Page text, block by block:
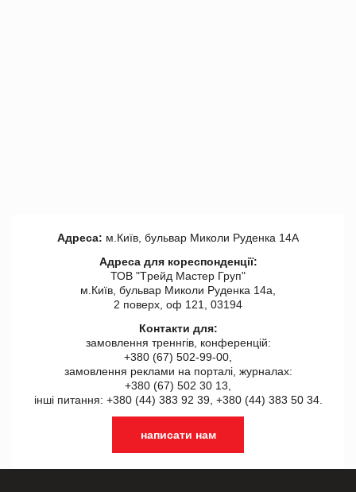
Адреса: м.Київ, бульвар Миколи Руденка 14А
Адреса для кореспонденції:
ТОВ "Tрейд Мастер Груп"
м.Київ, бульвар Миколи Руденка 14а,
2 поверх, оф 121, 03194
Контакти для:
замовлення треннгів, конференцій:
+380 (67) 502-99-00,
замовлення реклами на порталі, журналах:
+380 (67) 502 30 13,
інші питання: +380 (44) 383 92 39, +380 (44) 383 50 34.
написати нам